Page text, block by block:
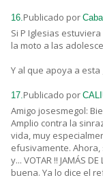
16.Publicado por Cabal
Si P Iglesias
la moto a las
Y al que apoya a
17.Publicado por
Amigo josesmegol:
Amplio contra la
vida, muy
efusivamente.
y... VOTAR !! JAMÁS
buena. Ya lo dice el